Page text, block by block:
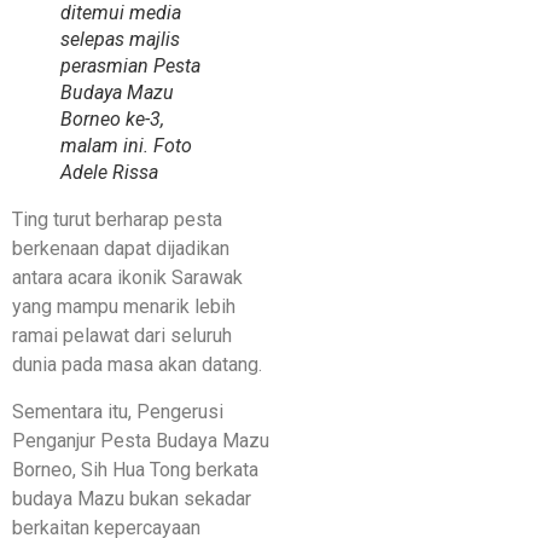
ditemui media
selepas majlis
perasmian Pesta
Budaya Mazu
Borneo ke-3,
malam ini. Foto
Adele Rissa
Ting turut berharap pesta
berkenaan dapat dijadikan
antara acara ikonik Sarawak
yang mampu menarik lebih
ramai pelawat dari seluruh
dunia pada masa akan datang.
Sementara itu, Pengerusi
Penganjur Pesta Budaya Mazu
Borneo, Sih Hua Tong berkata
budaya Mazu bukan sekadar
berkaitan kepercayaan